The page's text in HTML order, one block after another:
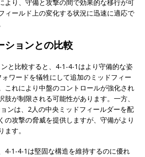
より、守備と攻撃の間で効果的な移行が可
ィールド上の変化する状況に迅速に適応で
ションとの比較
と比較すると、4-1-4-1はより守備的な姿
ワードを犠牲にして追加のミッドフィー
これにより中盤のコントロールが強化され
肢が制限される可能性があります。一方、
ンは、2人の中央ミッドフィールダーを配
の攻撃の脅威を提供しますが、守備がより
す。
4-1-4-1は堅固な構造を維持するのに優れ